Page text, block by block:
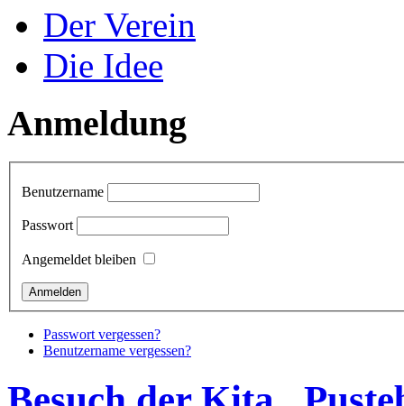
Der Verein
Die Idee
Anmeldung
Benutzername
Passwort
Angemeldet bleiben
Passwort vergessen?
Benutzername vergessen?